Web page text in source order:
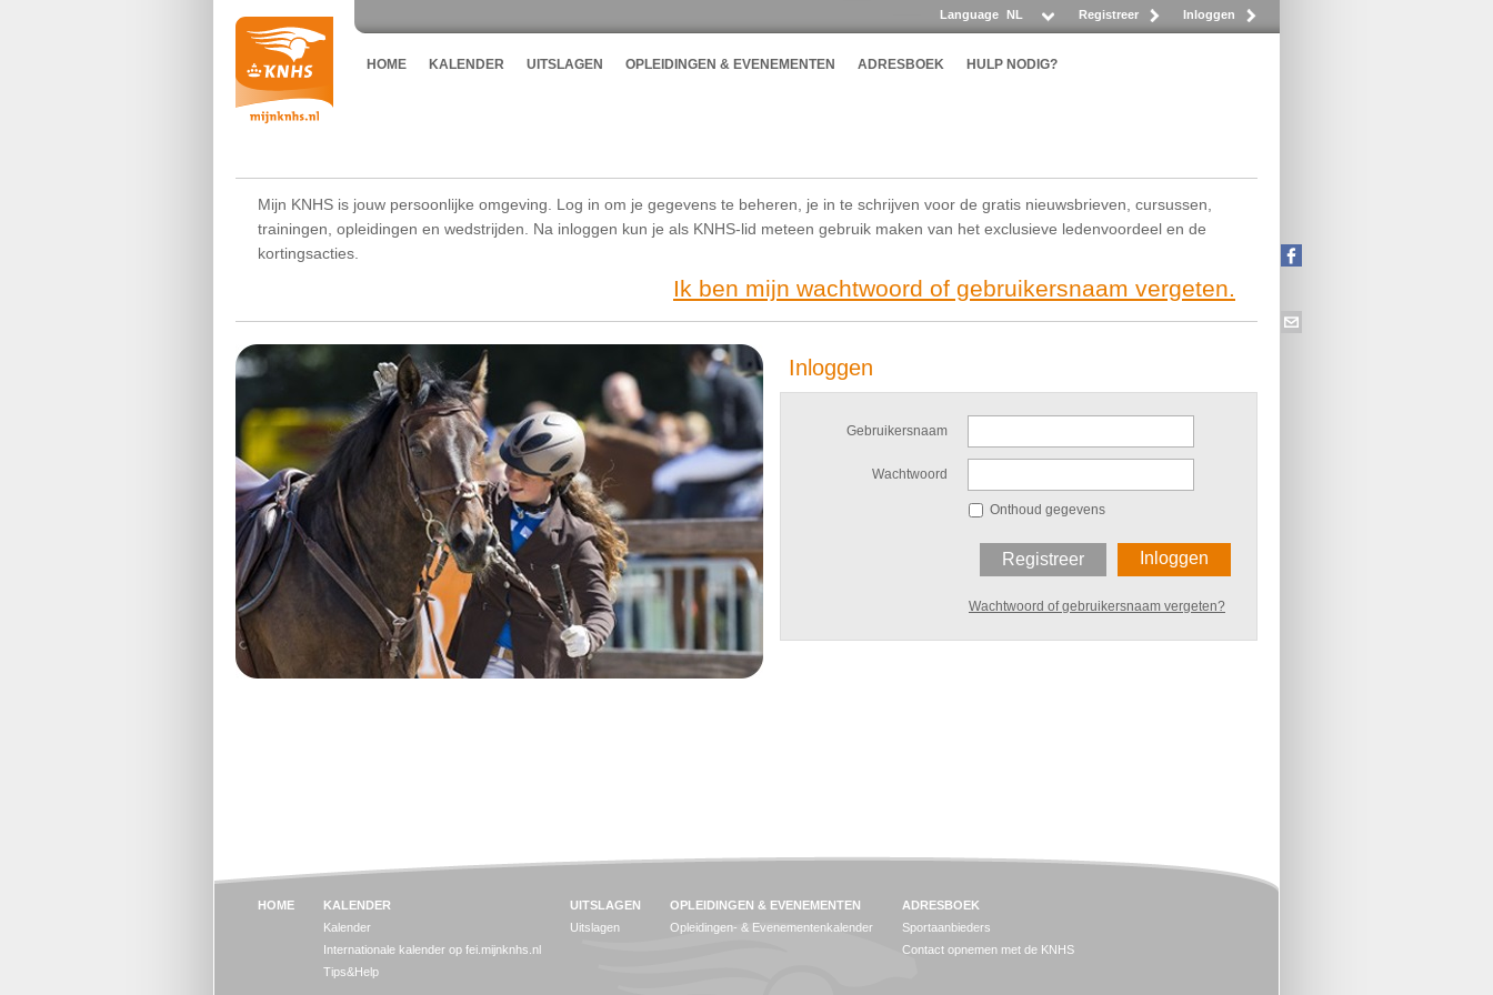
Registreer Inloggen
Language NL
HOME KALENDER UITSLAGEN OPLEIDINGEN & EVENEMENTEN ADRESBOEK HULP NODIG?
Mijn KNHS is jouw persoonlijke omgeving. Log in om je gegevens te beheren, je in te schrijven voor de gratis nieuwsbrieven, cursussen,
trainingen, opleidingen en wedstrijden. Na inloggen kun je als KNHS-lid meteen gebruik maken van het exclusieve ledenvoordeel en de
kortingsacties.
Ik ben mijn wachtwoord of gebruikersnaam vergeten.
Inloggen
Gebruikersnaam
Wachtwoord
Onthoud gegevens
Inloggen
Registreer
Wachtwoord of gebruikersnaam vergeten?
HOME
KALENDER
Kalender
Internationale kalender op fei.mijnknhs.nl
Tips&Help
UITSLAGEN
Uitslagen
OPLEIDINGEN & EVENEMENTEN
Opleidingen- & Evenementenkalender
ADRESBOEK
Sportaanbieders
Contact opnemen met de KNHS